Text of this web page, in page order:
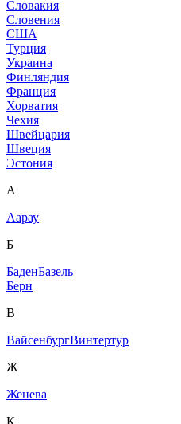
Словакия
Словения
США
Турция
Украина
Финляндия
Франция
Хорватия
Чехия
Швейцария
Швеция
Эстония
А
Аарау
Б
БаденБазель
Берн
В
ВайсенбургВинтертур
Ж
Женева
К